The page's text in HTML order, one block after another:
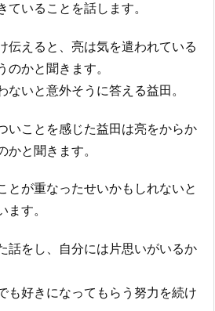
いることを話します。
伝えると、亮は気を遣われている
かと聞きます。
ないと意外そうに答える益田。
いことを感じた益田は亮をからか
かと聞きます。
とが重なったせいかもしれないと
す。
話をし、自分には片思いがいるか
も好きになってもらう努力を続け